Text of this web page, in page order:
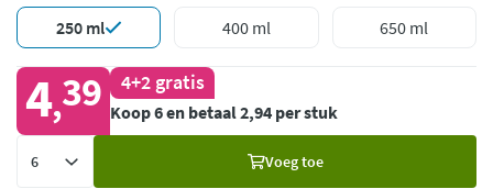
250 ml 400 ml 650 ml
4,39 4+2 gratis
Koop 6 en betaal 2,94 per stuk
Voeg toe